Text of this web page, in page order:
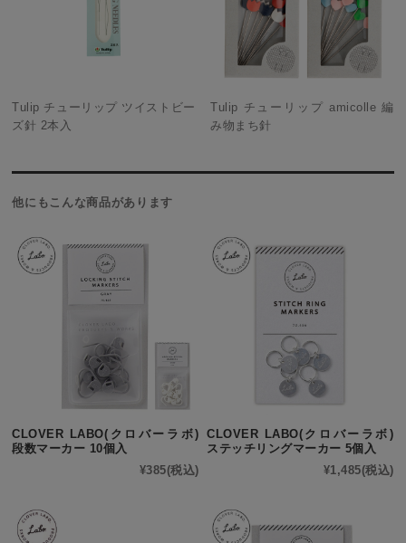
Tulip チューリップ ツイストビー
ズ針 2本入
Tulip チューリップ amicolle 編
み物まち針
他にもこんな商品があります
CLOVER LABO(クロバーラボ)
段数マーカー 10個入
¥385(税込)
CLOVER LABO(クロバーラボ)
ステッチリングマーカー 5個入
¥1,485(税込)